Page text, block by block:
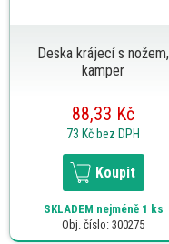
Deska krájecí s nožem,
kamper
88,33 Kč
73 Kč bez DPH
Koupit
SKLADEM nejméně 1 ks
Obj. číslo: 300275